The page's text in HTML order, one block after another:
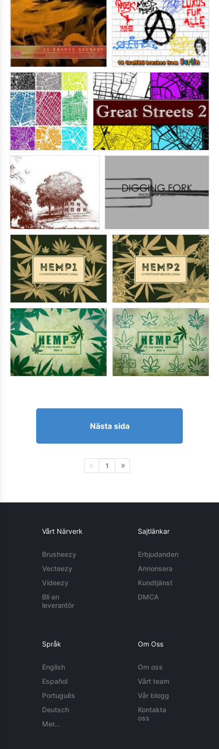
Nästa sida
1
Vårt Närverk
Brusheezy
Vecteezy
Videezy
Bli en
leverantör
Sajtlänkar
Erbjudanden
Annonsera
Kundtjänst
DMCA
Språk
English
Español
Português
Deutsch
Mer...
Om Oss
Om oss
Vårt team
Vår blogg
Kontakta
oss